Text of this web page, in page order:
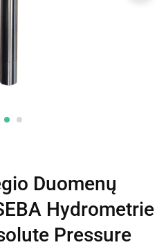
Duomenų
Hydrometrie
Pressure